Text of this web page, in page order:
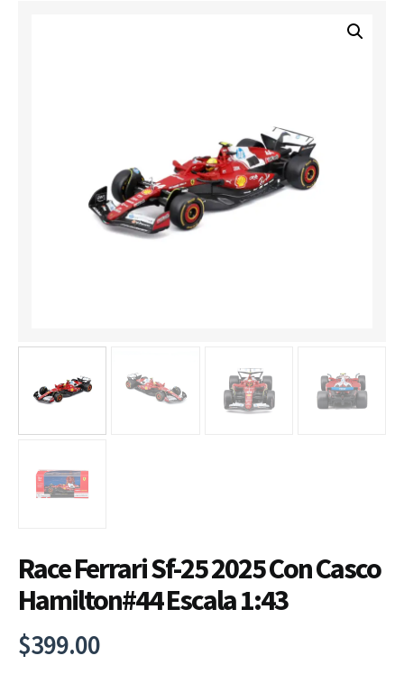
Race Ferrari Sf-25 2025 Con Casco
Hamilton#44 Escala 1:43
$399.00